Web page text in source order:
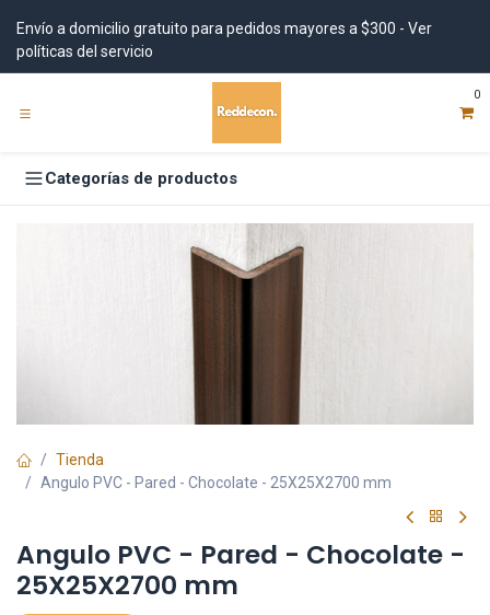
Envío a domicilio gratuito para pedidos mayores a $300 - Ver
políticas del servicio
0
Categorías de productos
Tienda
Angulo PVC - Pared - Chocolate - 25X25X2700 mm
Angulo PVC - Pared - Chocolate -
25X25X2700 mm